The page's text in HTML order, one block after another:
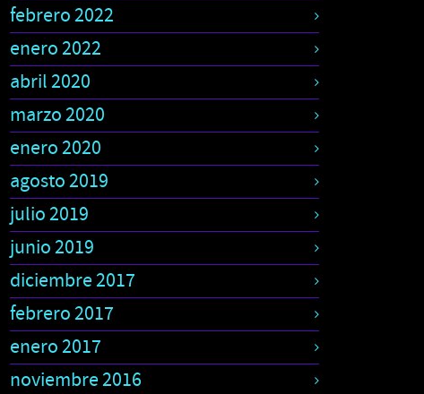
febrero 2022
enero 2022
abril 2020
marzo 2020
enero 2020
agosto 2019
julio 2019
junio 2019
diciembre 2017
febrero 2017
enero 2017
noviembre 2016